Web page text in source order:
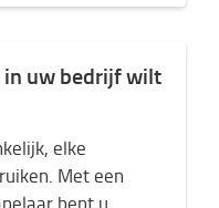
in uw bedrijf wilt
elke
Met een
bent u,